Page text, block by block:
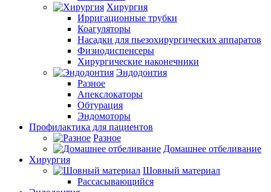
Хирургия
Ирригационные трубки
Коагуляторы
Насадки для пьезохирургических аппаратов
Физиодиспенсеры
Хирургические наконечники
Эндодонтия
Разное
Апекслокаторы
Обтурация
Эндомоторы
Профилактика для пациентов
Разное
Домашнее отбеливание
Хирургия
Шовный материал
Рассасывающийся